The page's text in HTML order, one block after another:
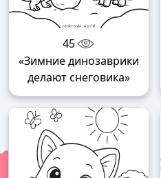
45
«Зимние динозаврики
делают снеговика»